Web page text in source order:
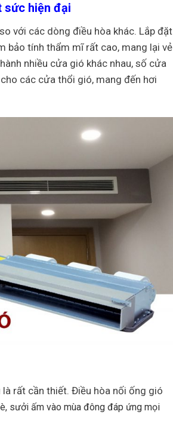
sức hiện đại
với các dòng điều hòa khác. Lắp đặt
bảo tính thẩm mĩ rất cao, mang lại vẻ
nhiều cửa gió khác nhau, số cửa
các cửa thổi gió, mang đến hơi
rất cần thiết. Điều hòa nối ống gió
sưởi ấm vào mùa đông đáp ứng mọi